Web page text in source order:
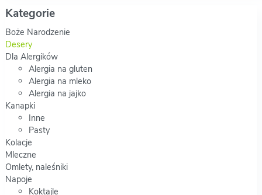
Kategorie
Boże Narodzenie
Desery
Dla Alergików
Alergia na gluten
Alergia na mleko
Alergia na jajko
Kanapki
Inne
Pasty
Kolacje
Mleczne
Omlety, naleśniki
Napoje
Koktajle